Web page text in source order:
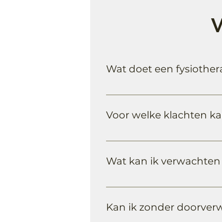
Wat doet een
Een fysiotherapeut
begeleiden bij herstel na
Voor welke klachten
Fysiotherapeuten
Wat kan ik
Tijdens de eerste afspraak
Kan ik zonder